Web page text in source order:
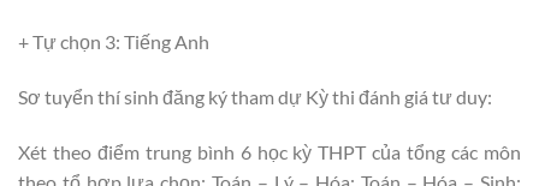
+ Tự chọn 3: Tiếng Anh
Sơ tuyển thí sinh đăng ký tham dự Kỳ thi đánh giá tư duy:
Xét theo điểm trung bình 6 học kỳ THPT của tổng các môn